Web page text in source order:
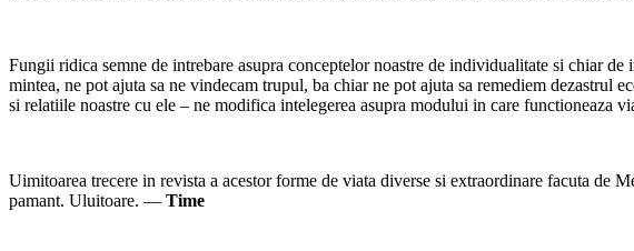
Fungii ridica semne de intrebare asupra conceptelor noastre de individualitate si chiar
mintea, ne pot ajuta sa ne vindecam trupul, ba chiar ne pot ajuta sa remediem
si relatiile noastre cu ele – ne modifica intelegerea asupra modului in care functioneaza
Uimitoarea trecere in revista a acestor forme de viata diverse si extraordinare facuta de
pamant. Uluitoare. — Time